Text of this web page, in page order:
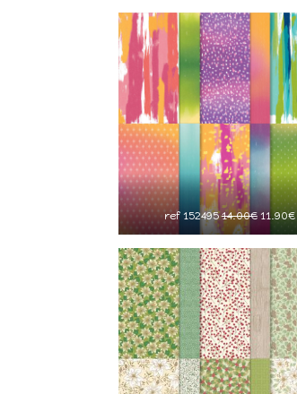
ref 15249514.00€11.90€